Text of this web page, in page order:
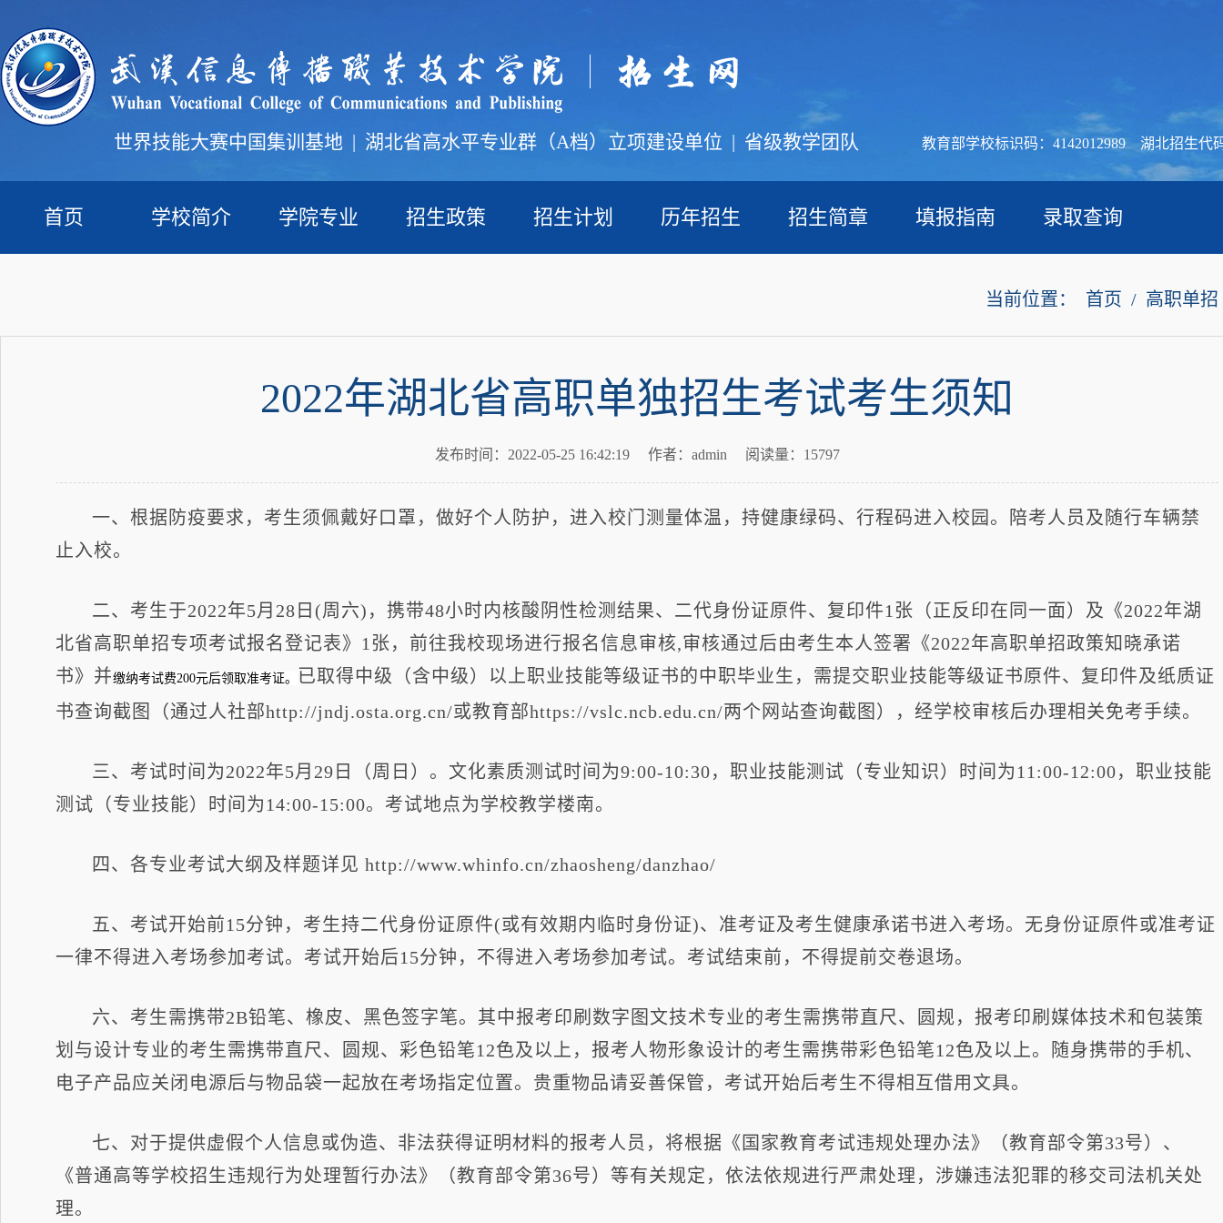
世界技能大赛中国集训基地 | 湖北省高水平专业群（A档）立项建设单位 | 省级教学团队 教育部学校标识码：4142012989 湖北招生代
首页 学校简介 学院专业 招生政策 招生计划 历年招生 招生简章 填报指南 录取查询
当前位置： 首页 / 高职单招
2022年湖北省高职单独招生考试考生须知
发布时间：2022-05-25 16:42:19 作者：admin 阅读量：15797
一、根据防疫要求，考生须佩戴好口罩，做好个人防护，进入校门测量体温，持健康绿码、行程码进入校园。陪考人员及随行车辆禁
止入校。
二、考生于2022年5月28日(周六)，携带48小时内核酸阴性检测结果、二代身份证原件、复印件1张（正反印在同一面）及《2022年湖
北省高职单招专项考试报名登记表》1张，前往我校现场进行报名信息审核,审核通过后由考生本人签署《2022年高职单招政策知晓承诺
书》并缴纳考试费200元后领取准考证。
已取得中级（含中级）以上职业技能等级证书的中职毕业生，需提交职业技能等级证书原件、复印件及纸质证
书查询截图（通过人社部http://jndj.osta.org.cn/或教育部https://vslc.ncb.edu.cn/两个网站查询截图），经学校审核后办理相关免考手续。
三、考试时间为2022年5月29日（周日）。文化素质测试时间为9:00-10:30，职业技能测试（专业知识）时间为11:00-12:00，职业技能
测试（专业技能）时间为14:00-15:00。考试地点为学校教学楼南。
四、各专业考试大纲及样题详见 http://www.whinfo.cn/zhaosheng/danzhao/
五、考试开始前15分钟，考生持二代身份证原件(或有效期内临时身份证)、准考证及考生健康承诺书进入考场。无身份证原件或准考证
一律不得进入考场参加考试。考试开始后15分钟，不得进入考场参加考试。考试结束前，不得提前交卷退场。
六、考生需携带2B铅笔、橡皮、黑色签字笔。其中报考印刷数字图文技术专业的考生需携带直尺、圆规，报考印刷媒体技术和包装策
划与设计专业的考生需携带直尺、圆规、彩色铅笔12色及以上，报考人物形象设计的考生需携带彩色铅笔12色及以上。随身携带的手机、
电子产品应关闭电源后与物品袋一起放在考场指定位置。贵重物品请妥善保管，考试开始后考生不得相互借用文具。
七、对于提供虚假个人信息或伪造、非法获得证明材料的报考人员，将根据《国家教育考试违规处理办法》（教育部令第33号）、
《普通高等学校招生违规行为处理暂行办法》（教育部令第36号）等有关规定，依法依规进行严肃处理，涉嫌违法犯罪的移交司法机关处
理。